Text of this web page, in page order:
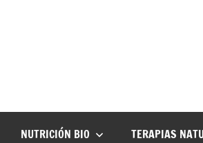
NUTRICIÓN BIO TERAPIAS